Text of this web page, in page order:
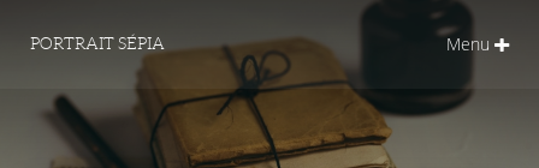
PORTRAIT SÉPIA Menu